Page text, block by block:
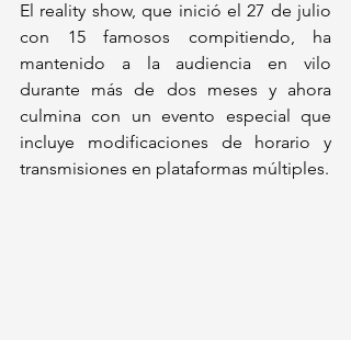
El reality show, que inició el 27 de julio
con 15 famosos compitiendo, ha
mantenido a la audiencia en vilo
durante más de dos meses y ahora
culmina con un evento especial que
incluye modificaciones de horario y
transmisiones en plataformas múltiples.